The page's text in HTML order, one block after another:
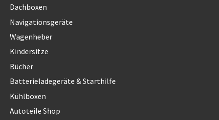
Dachboxen
Navigationsgeräte
Wagenheber
Kindersitze
Bücher
Batterieladegeräte & Starthilfe
Kühlboxen
Autoteile Shop